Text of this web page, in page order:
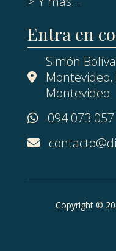
Entra en
Simón
Montevideo
094 073 057
Copyright ©